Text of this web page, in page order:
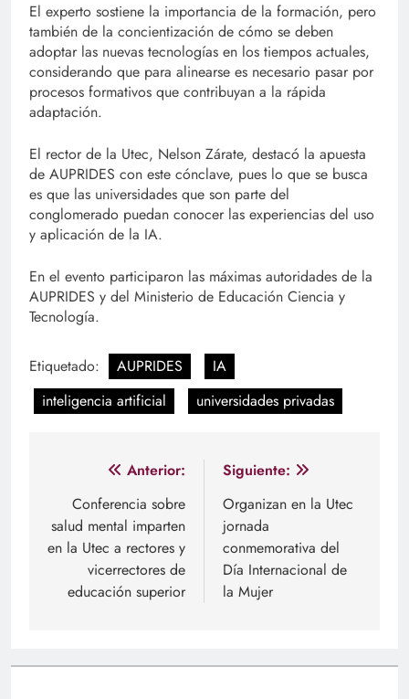
El experto sostiene la importancia de la formación, pero
también de la concientización de cómo se deben
adoptar las nuevas tecnologías en los tiempos actuales,
considerando que para alinearse es necesario pasar por
procesos formativos que contribuyan a la rápida
adaptación.
El rector de la Utec, Nelson Zárate, destacó la apuesta
de AUPRIDES con este cónclave, pues lo que se busca
es que las universidades que son parte del
conglomerado puedan conocer las experiencias del uso
y aplicación de la IA.
En el evento participaron las máximas autoridades de la
AUPRIDES y del Ministerio de Educación Ciencia y
Tecnología.
Etiquetado: AUPRIDES
IA
inteligencia artificial
universidades privadas
Navegación
de
entradas
Anterior:
Conferencia sobre
salud mental imparten
en la Utec a rectores y
vicerrectores de
educación superior
Siguiente:
Organizan en la Utec
jornada
conmemorativa del
Día Internacional de
la Mujer